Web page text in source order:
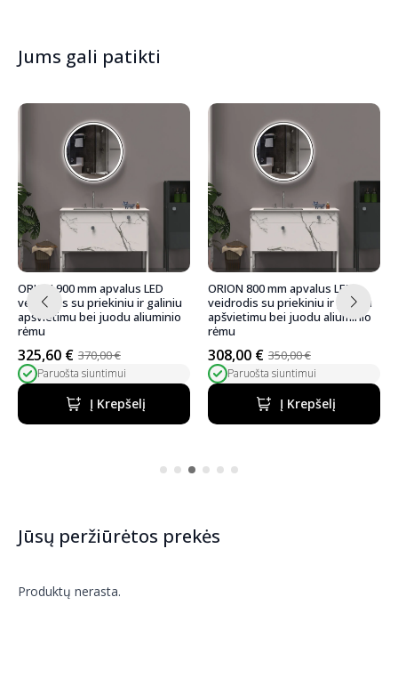
Jums gali patikti
ORION 900 mm apvalus LED
veidrodis su priekiniu ir galiniu
apšvietimu bei juodu aliuminio
rėmu
370,00€
Pradinė
kaina
buvo:
370,00 €.
325,60 €
Dabartinė
kaina
yra:
325,60 €.
Paruošta siuntimui
Į Krepšelį
ORION 800 mm apvalus LED
veidrodis su priekiniu ir galiniu
apšvietimu bei juodu aliuminio
rėmu
350,00€
Pradinė
kaina
buvo:
350,00 €.
308,00 €
Dabartinė
kaina
yra:
308,00 €.
Paruošta siuntimui
Į Krepšelį
Jūsų peržiūrėtos prekės
Produktų nerasta.